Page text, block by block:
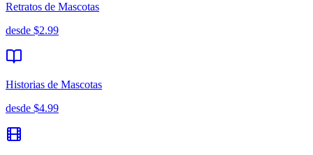
Retratos de Mascotas
desde $2.99
Historias de Mascotas
desde $4.99